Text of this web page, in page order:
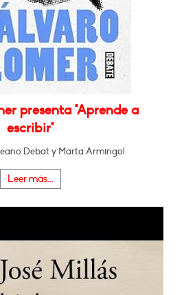
presenta "Aprende a
escribir"
Debat y Marta Armingol
Leer más...